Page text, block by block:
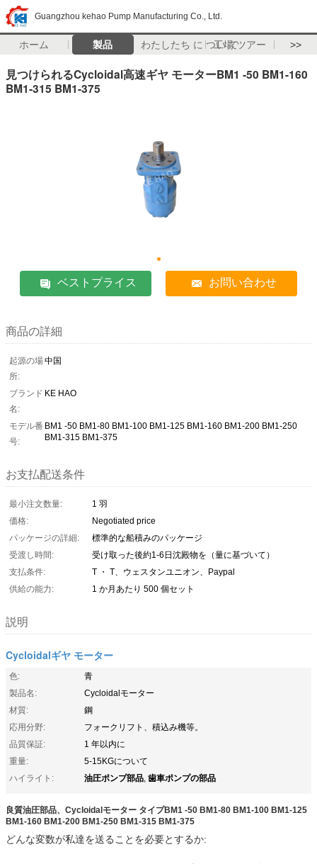
Guangzhou kehao Pump Manufacturing Co., Ltd.
ホーム 製品 わたしたち に つい て工場 ツアー >>
見つけられるCycloidal高速ギヤ モーターBM1 -50 BM1-160
BM1-315 BM1-375
ベストプライス お問い合わせ
商品の詳細
起源の場
所:
中国
ブランド
名:
KE HAO
モデル番
号:
BM1 -50 BM1-80 BM1-100 BM1-125 BM1-160 BM1-200 BM1-250
BM1-315 BM1-375
お支払配送条件
最小注文数量:
1 羽
価格:
Negotiated price
パッケージの詳細:
標準的な船積みのパッケージ
受渡し時間:
受け取った後約1-6日沈殿物を（量に基づいて）
支払条件:
T ・ T、ウェスタンユニオン、Paypal
供給の能力:
1 か月あたり 500 個セット
説明
Cycloidalギヤ モーター
色:
青
製品名:
Cycloidalモーター
材質:
鋼
応用分野:
フォークリフト、積込み機等。
品質保証:
1 年以内に
重量:
5-15KGについて
ハイライト:
油圧ポンプ部品, 歯車ポンプの部品
良質油圧部品、 Cycloidalモーター タイプBM1 -50 BM1-80 BM1-100 BM1-125
BM1-160 BM1-200 BM1-250 BM1-315 BM1-375
どんな変数が私達を送ることを必要とするか: